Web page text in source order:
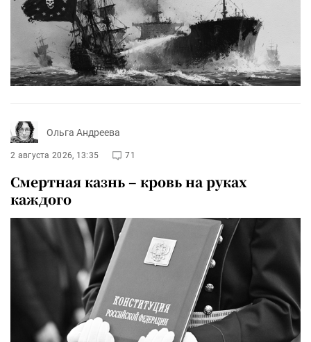
Ольга Андреева
2 августа 2026, 13:35 71
Смертная казнь – кровь на руках
каждого